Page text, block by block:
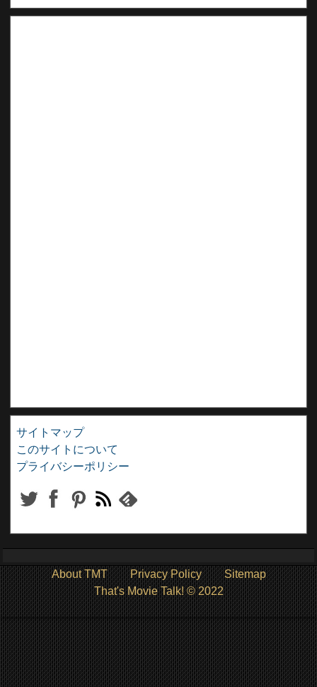
サイトマップ
このサイトについて
プライバシーポリシー
About TMT Privacy Policy
Sitemap
That's Movie Talk! © 2022